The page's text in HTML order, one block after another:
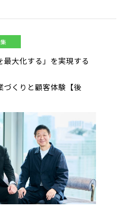
最大化する」を実現する
づくりと顧客体験【後